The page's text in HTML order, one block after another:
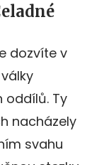
dozvíte v
oddílů. Ty
nacházely
svahu